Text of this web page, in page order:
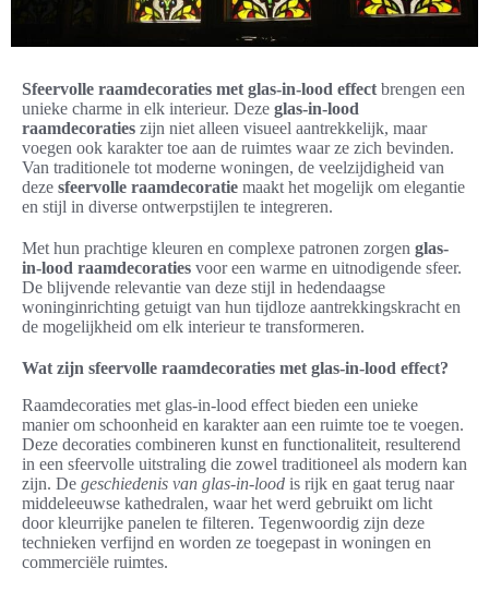
Sfeervolle raamdecoraties met glas-in-lood effect brengen een
unieke charme in elk interieur. Deze glas-in-lood
raamdecoraties zijn niet alleen visueel aantrekkelijk, maar
voegen ook karakter toe aan de ruimtes waar ze zich bevinden.
Van traditionele tot moderne woningen, de veelzijdigheid van
deze sfeervolle raamdecoratie maakt het mogelijk om elegantie
en stijl in diverse ontwerpstijlen te integreren.
Met hun prachtige kleuren en complexe patronen zorgen glas-
in-lood raamdecoraties voor een warme en uitnodigende sfeer.
De blijvende relevantie van deze stijl in hedendaagse
woninginrichting getuigt van hun tijdloze aantrekkingskracht en
de mogelijkheid om elk interieur te transformeren.
Wat zijn sfeervolle raamdecoraties met glas-in-lood effect?
Raamdecoraties met glas-in-lood effect bieden een unieke
manier om schoonheid en karakter aan een ruimte toe te voegen.
Deze decoraties combineren kunst en functionaliteit, resulterend
in een sfeervolle uitstraling die zowel traditioneel als modern kan
zijn. De geschiedenis van glas-in-lood is rijk en gaat terug naar
middeleeuwse kathedralen, waar het werd gebruikt om licht
door kleurrijke panelen te filteren. Tegenwoordig zijn deze
technieken verfijnd en worden ze toegepast in woningen en
commerciële ruimtes.